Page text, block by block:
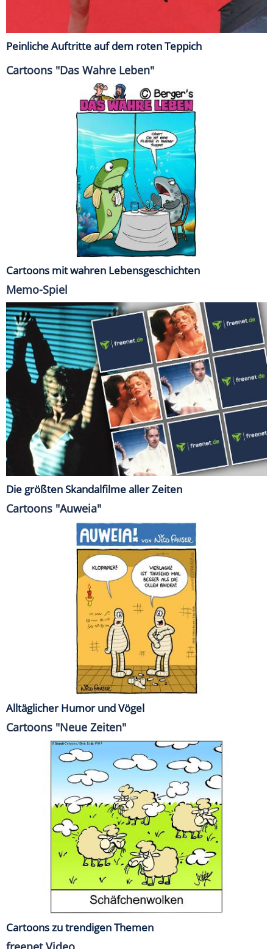
Peinliche Auftritte auf dem roten Teppich
Cartoons "Das Wahre Leben"
Cartoons mit wahren Lebensgeschichten
Memo-Spiel
Die größten Skandalfilme aller Zeiten
Cartoons "Auweia"
Alltäglicher Humor und Vögel
Cartoons "Neue Zeiten"
Cartoons zu trendigen Themen